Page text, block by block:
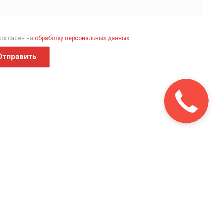
на обработку персональных данных